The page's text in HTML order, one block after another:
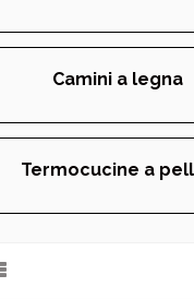
Camini a legna
Termocucine a